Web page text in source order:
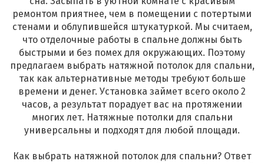
ремонтом приятнее, чем в помещении с потертыми
стенами и облупившейся штукатуркой. Мы считаем,
что отделочные работы в спальне должны быть
быстрыми и без помех для окружающих. Поэтому
предлагаем выбрать натяжной потолок для спальни,
так как альтернативные методы требуют больше
времени и денег. Установка займет всего около 2
часов, а результат порадует вас на протяжении
многих лет. Натяжные потолки для спальни
универсальны и подходят для любой площади.
Как выбрать натяжной потолок для спальни? Ответ